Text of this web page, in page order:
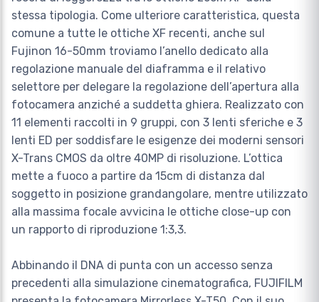
stessa tipologia. Come ulteriore caratteristica, questa
comune a tutte le ottiche XF recenti, anche sul
Fujinon 16-50mm troviamo l’anello dedicato alla
regolazione manuale del diaframma e il relativo
selettore per delegare la regolazione dell’apertura alla
fotocamera anziché a suddetta ghiera. Realizzato con
11 elementi raccolti in 9 gruppi, con 3 lenti sferiche e 3
lenti ED per soddisfare le esigenze dei moderni sensori
X-Trans CMOS da oltre 40MP di risoluzione. L’ottica
mette a fuoco a partire da 15cm di distanza dal
soggetto in posizione grandangolare, mentre utilizzato
alla massima focale avvicina le ottiche close-up con
un rapporto di riproduzione 1:3,3.
Abbinando il DNA di punta con un accesso senza
precedenti alla simulazione cinematografica, FUJIFILM